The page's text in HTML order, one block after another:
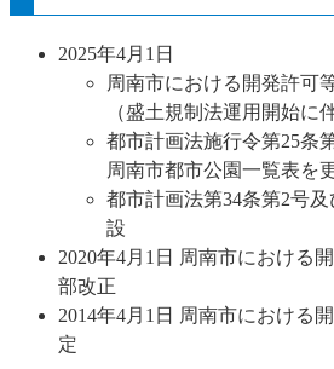
2025年4月1日
周南市における開発許可
（盛土規制法運用開始に
都市計画法施行令第25条
周南市都市公園一覧表を
都市計画法第34条第2号
設
2020年4月1日 周南市における
部改正
2014年4月1日 周南市における
定​